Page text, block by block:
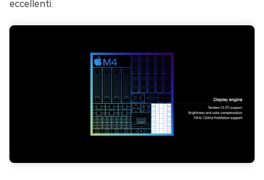
eccellenti.